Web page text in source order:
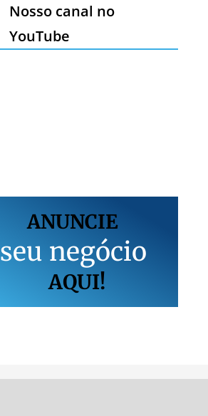
Nosso canal no
YouTube
ANUNCIE
seu negócio
AQUI!